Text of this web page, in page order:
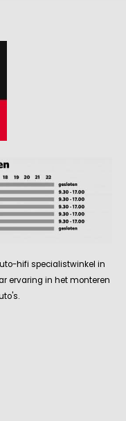
hifi specialistwinkel in
ervaring in het monteren